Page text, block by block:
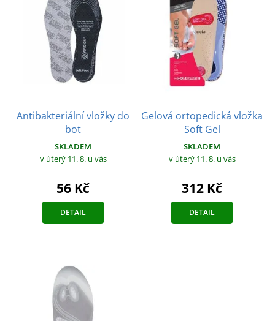
Antibakteriální vložky do
bot
SKLADEM
v úterý 11. 8. u vás
56 Kč
DETAIL
Gelová ortopedická vložka
Soft Gel
SKLADEM
v úterý 11. 8. u vás
312 Kč
DETAIL